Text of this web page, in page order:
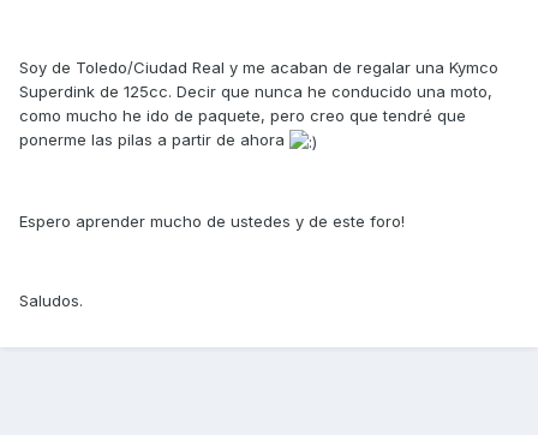
Soy de Toledo/Ciudad Real y me acaban de regalar una Kymco
Superdink de 125cc. Decir que nunca he conducido una moto,
como mucho he ido de paquete, pero creo que tendré que
ponerme las pilas a partir de ahora
Espero aprender mucho de ustedes y de este foro!
Saludos.